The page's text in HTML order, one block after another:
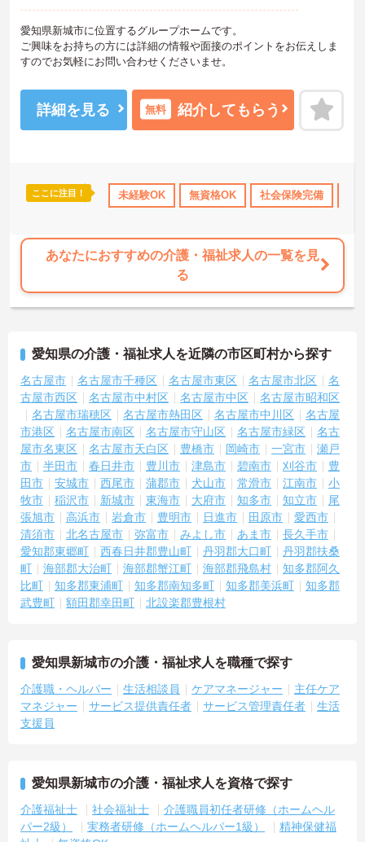
休日110日以上 ブランクOK 産休･育休･介護休暇取得実績あり
愛知県新城市に位置するグループホームです。
ご興味をお持ちの方には詳細の情報や面接のポイントをお伝えしま
すのでお気軽にお問い合わせくださいませ。
詳細を見る 無料 紹介してもらう
ここに注目！ 未経験OK 無資格OK 社会保険完備
あなたにおすすめの介護・福祉求人の一覧を見
る
愛知県の介護・福祉求人を近隣の市区町村から探す
名古屋市 名古屋市千種区 名古屋市東区 名古屋市北区
名
古屋市西区
名古屋市中村区 名古屋市中区
名古屋市昭和区
名古屋市瑞穂区
名古屋市熱田区 名古屋市中川区
名古屋
市港区
名古屋市南区 名古屋市守山区 名古屋市緑区
名古
屋市名東区
名古屋市天白区 豊橋市 岡崎市 一宮市
瀬戸
市
半田市 春日井市 豊川市 津島市 碧南市 刈谷市
豊
田市
安城市 西尾市 蒲郡市 犬山市 常滑市 江南市
小
牧市
稲沢市 新城市 東海市 大府市 知多市 知立市
尾
張旭市
高浜市 岩倉市 豊明市 日進市 田原市
愛西市
清須市
北名古屋市 弥富市 みよし市 あま市
長久手市
愛知郡東郷町
西春日井郡豊山町 丹羽郡大口町
丹羽郡扶桑
町
海部郡大治町 海部郡蟹江町 海部郡飛島村
知多郡阿久
比町
知多郡東浦町 知多郡南知多町 知多郡美浜町
知多郡
武豊町
額田郡幸田町 北設楽郡豊根村
愛知県新城市の介護・福祉求人を職種で探す
介護職・ヘルパー 生活相談員 ケアマネージャー
主任ケア
マネジャー
サービス提供責任者 サービス管理責任者
生活
支援員
愛知県新城市の介護・福祉求人を資格で探す
介護福祉士 社会福祉士
介護職員初任者研修（ホームヘル
パー2級）
実務者研修（ホームヘルパー1級）
精神保健福